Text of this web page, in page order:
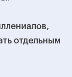
отдельным